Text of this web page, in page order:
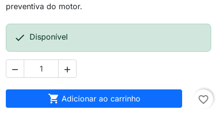
preventiva do motor.
 Disponível
 
 Adicionar ao carrinho favorite_border